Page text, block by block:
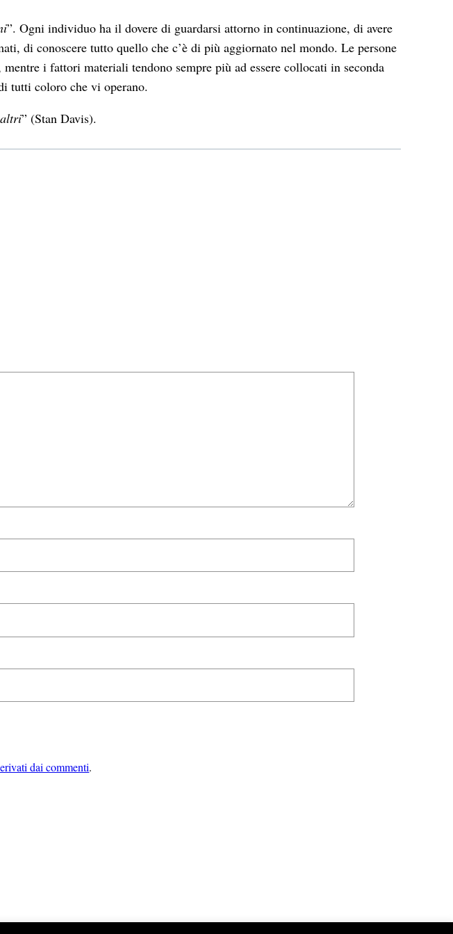
”. Ogni individuo ha il dovere di guardarsi attorno in continuazione, di avere
di conoscere tutto quello che c’è di più aggiornato nel mondo. Le persone
i fattori materiali tendono sempre più ad essere collocati in seconda
tutti coloro che vi operano.
altri” (Stan Davis).
dai commenti.